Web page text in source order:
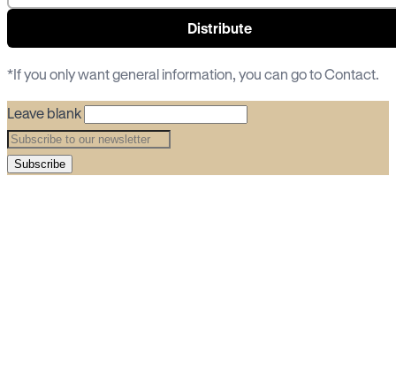
Distribute
*If you only want general information, you can go toContact.
Leave blank
Subscribe